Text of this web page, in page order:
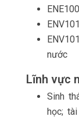
nước
Lĩnh vực
Sinh
học;